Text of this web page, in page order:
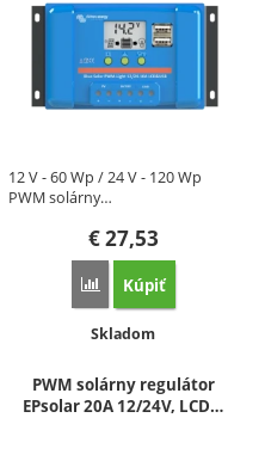
12 V - 60 Wp / 24 V - 120 Wp
PWM solárny…
€27,53
Porovnať
Kúpiť
Dostupnosť:
Skladom
PWM solárny regulátor
EPsolar 20A 12/24V, LCD…